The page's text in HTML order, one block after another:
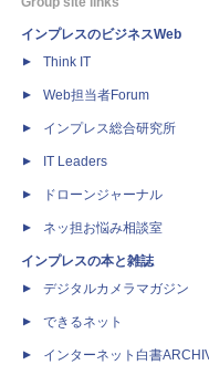
インプレスのビジネスWeb
Think IT
Web担当者Forum
インプレス総合研究所
IT Leaders
ドローンジャーナル
ネッ担お悩み相談室
インプレスの本と雑誌
デジタルカメラマガジン
できるネット
インターネット白書